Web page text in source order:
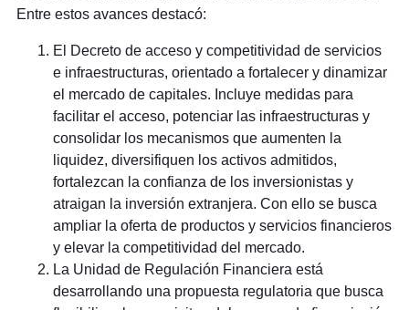
Entre estos avances destacó:
El Decreto de acceso y competitividad de servicios
e infraestructuras, orientado a fortalecer y dinamizar
el mercado de capitales. Incluye medidas para
facilitar el acceso, potenciar las infraestructuras y
consolidar los mecanismos que aumenten la
liquidez, diversifiquen los activos admitidos,
fortalezcan la confianza de los inversionistas y
atraigan la inversión extranjera. Con ello se busca
ampliar la oferta de productos y servicios financieros
y elevar la competitividad del mercado.
La Unidad de Regulación Financiera está
desarrollando una propuesta regulatoria que busca